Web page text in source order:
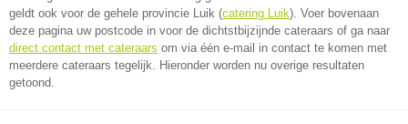
geldt ook voor de gehele provincie Luik (catering Luik). Voer bovenaan
deze pagina uw postcode in voor de dichtstbijzijnde cateraars of ga naar
direct contact met cateraars om via één e-mail in contact te komen met
meerdere cateraars tegelijk. Hieronder worden nu overige resultaten
getoond.